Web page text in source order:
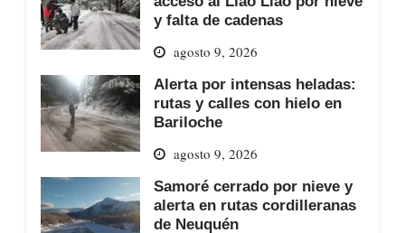
y falta de cadenas
agosto 9, 2026
Alerta por intensas heladas:
rutas y calles con hielo en
Bariloche
agosto 9, 2026
Samoré cerrado por nieve y
alerta en rutas cordilleranas
de Neuquén